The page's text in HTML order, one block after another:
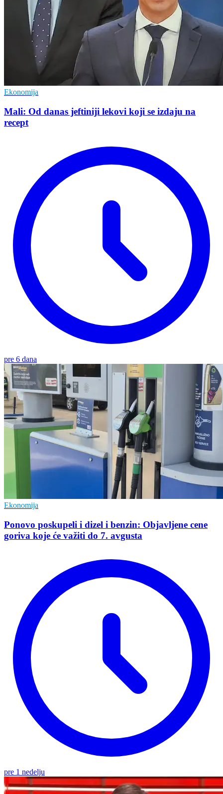
Ekonomija
Mali: Od danas jeftiniji lekovi koji se izdaju na
recept
pre 6 dana
Ekonomija
Ponovo poskupeli i dizel i benzin: Objavljene cene
goriva koje će važiti do 7. avgusta
pre 1 nedelju